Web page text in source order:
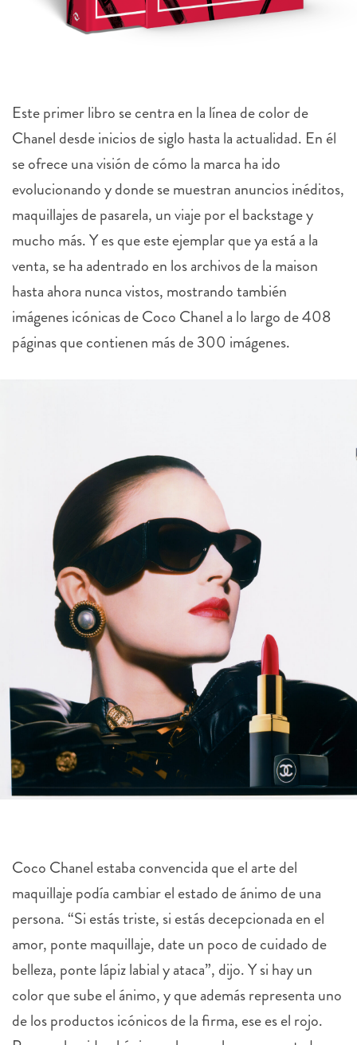
Este primer libro se centra en la línea de color de
Chanel desde inicios de siglo hasta la actualidad. En él
se ofrece una visión de cómo la marca ha ido
evolucionando y donde se muestran anuncios inéditos,
maquillajes de pasarela, un viaje por el backstage y
mucho más. Y es que este ejemplar que ya está a la
venta, se ha adentrado en los archivos de la maison
hasta ahora nunca vistos, mostrando también
imágenes icónicas de Coco Chanel a lo largo de 408
páginas que contienen más de 300 imágenes.
Coco Chanel estaba convencida que el arte del
maquillaje podía cambiar el estado de ánimo de una
persona. “Si estás triste, si estás decepcionada en el
amor, ponte maquillaje, date un poco de cuidado de
belleza, ponte lápiz labial y ataca”, dijo. Y si hay un
color que sube el ánimo, y que además representa uno
de los productos icónicos de la firma, ese es el rojo.